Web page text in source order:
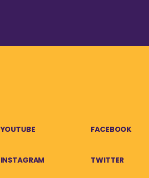
YOUTUBE FACEBOOK
INSTAGRAM TWITTER